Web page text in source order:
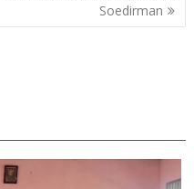
Soedirman